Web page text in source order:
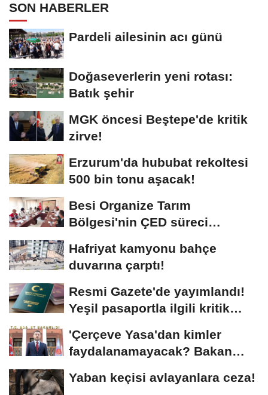
SON HABERLER
Pardeli ailesinin acı günü
Doğaseverlerin yeni rotası:
Batık şehir
MGK öncesi Beştepe'de kritik
zirve!
Erzurum'da hububat rekoltesi
500 bin tonu aşacak!
Besi Organize Tarım
Bölgesi'nin ÇED süreci
Hafriyat kamyonu bahçe
duvarına çarptı!
Resmi Gazete'de yayımlandı!
Yeşil pasaportla ilgili kritik
'Çerçeve Yasa'dan kimler
faydalanamayacak? Bakan
Yaban keçisi avlayanlara ceza!